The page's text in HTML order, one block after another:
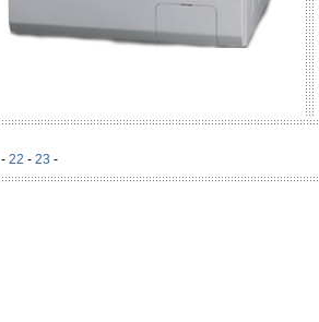
- 22 - 23 -